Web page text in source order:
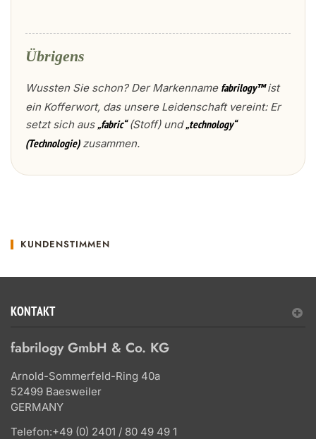
Übrigens
Wussten Sie schon? Der Markenname fabrilogy™ist
ein Kofferwort, das unsere Leidenschaft vereint: Er
setzt sich aus„fabric“(Stoff) und„technology“
(Technologie)zusammen.
KUNDENSTIMMEN
KONTAKT
fabrilogy GmbH & Co. KG
Arnold-Sommerfeld-Ring 40a
52499 Baesweiler
GERMANY
Telefon:+49 (0) 2401 / 80 49 49 1